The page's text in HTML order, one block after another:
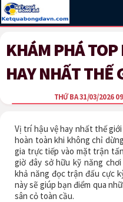
KHÁM PHÁ
HAY NHẤT THẾ
THỨ BA 31/03/2026
Vị trí hậu vệ hay nhất thế
hoàn toàn khi không chỉ
gia trực tiếp vào mặt trận
giờ đây sở hữu kỹ năng
khả năng đọc trận đấu cực
này sẽ giúp bạn điểm qua
sân cỏ toàn cầu.